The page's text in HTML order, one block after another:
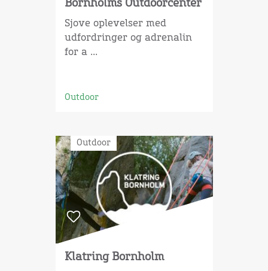
Bornholms Outdoorcenter
Sjove oplevelser med
udfordringer og adrenalin
for a ...
Outdoor
Outdoor
Klatring Bornholm